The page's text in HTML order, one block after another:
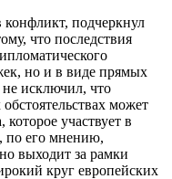
конфликт, подчеркнул
что последствия
но и в виде прямых
не исключил, что
может
которое участвует в
по его мнению,
выходит за рамки
круг европейских